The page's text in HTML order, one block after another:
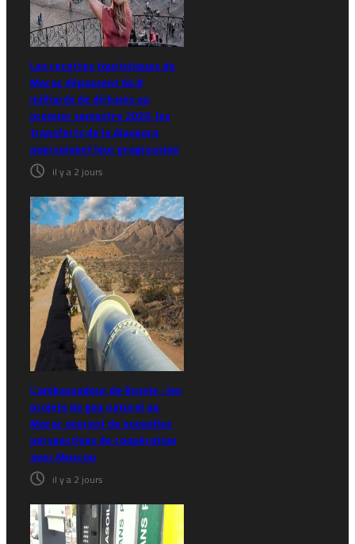
Les recettes touristiques du
Maroc dépassent 64,8
milliards de dirhams au
premier semestre 2026, les
transferts de la diaspora
poursuivent leur progression
il y a 2 jours
L’ambassadeur de Russie : les
projets de gaz naturel au
Maroc ouvrent de nouvelles
perspectives de coopération
avec Moscou
il y a 2 jours